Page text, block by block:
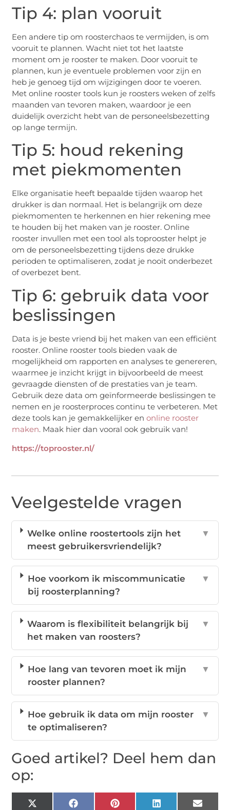
Tip 4: plan vooruit
Een andere tip om roosterchaos te vermijden, is om
vooruit te plannen. Wacht niet tot het laatste
moment om je rooster te maken. Door vooruit te
plannen, kun je eventuele problemen voor zijn en
heb je genoeg tijd om wijzigingen door te voeren.
Met online rooster tools kun je roosters weken of zelfs
maanden van tevoren maken, waardoor je een
duidelijk overzicht hebt van de personeelsbezetting
op lange termijn.
Tip 5: houd rekening
met piekmomenten
Elke organisatie heeft bepaalde tijden waarop het
drukker is dan normaal. Het is belangrijk om deze
piekmomenten te herkennen en hier rekening mee
te houden bij het maken van je rooster. Online
rooster invullen met een tool als toprooster helpt je
om de personeelsbezetting tijdens deze drukke
perioden te optimaliseren, zodat je nooit onderbezet
of overbezet bent.
Tip 6: gebruik data voor
beslissingen
Data is je beste vriend bij het maken van een efficiënt
rooster. Online rooster tools bieden vaak de
mogelijkheid om rapporten en analyses te genereren,
waarmee je inzicht krijgt in bijvoorbeeld de meest
gevraagde diensten of de prestaties van je team.
Gebruik deze data om geïnformeerde beslissingen te
nemen en je roosterproces continu te verbeteren. Met
deze tools kan je gemakkelijker enonline rooster
maken. Maak hier dan vooral ook gebruik van!
https://toprooster.nl/
Veelgestelde vragen
Welke online roostertools zijn het
meest gebruikersvriendelijk?
▼
Hoe voorkom ik miscommunicatie
bij roosterplanning?
▼
Waarom is flexibiliteit belangrijk bij
het maken van roosters?
▼
Hoe lang van tevoren moet ik mijn
rooster plannen?
▼
Hoe gebruik ik data om mijn rooster
te optimaliseren?
▼
Goed artikel? Deel hem dan
op:
X FacebookPinterestLinkedIn Email